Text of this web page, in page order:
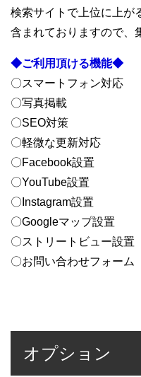
検索サイトで上位に上が
含まれておりますので、
◆ご利用頂ける機能◆
〇スマートフォン対応
〇写真掲載
〇SEO対策
〇軽微な更新対応
〇Facebook設置
〇YouTube設置
〇Instagram設置
〇Googleマップ設置
〇ストリートビュー設置
〇お問い合わせフォーム
オプション